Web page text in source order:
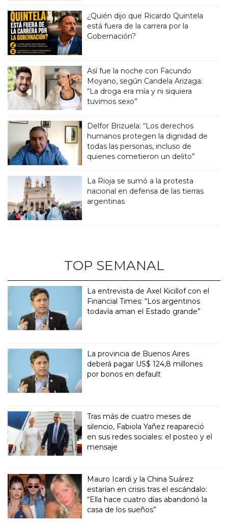
¿Quién dijo que Ricardo Quintela
está fuera de la carrera por la
Gobernación?
Así fue la noche con Facundo
Moyano, según Candela Arizaga:
“La droga era mía y ni siquiera
tuvimos sexo”
Delfor Brizuela: “Los derechos
humanos protegen la dignidad de
todas las personas, incluso de
quienes cometieron un delito”
La Rioja se sumó a la protesta
nacional en defensa de las tierras
argentinas
TOP SEMANAL
La entrevista de Axel Kicillof con el
Financial Times: “Los argentinos
todavía aman el Estado grande”
La provincia de Buenos Aires
deberá pagar US$ 124,8 millones
por bonos en default
Tras más de cuatro meses de
silencio, Fabiola Yañez reapareció
en sus redes sociales: el posteo y el
mensaje
Mauro Icardi y la China Suárez
estarían en crisis tras el escándalo:
“Ella hace cuatro días abandonó la
casa de los sueños”